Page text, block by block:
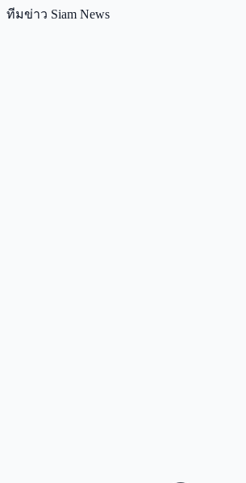
ทีมข่าว Siam News